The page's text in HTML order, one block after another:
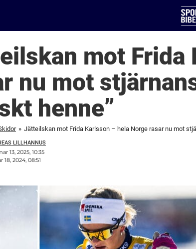
mot Frida
nu mot
henne”
» Jätteilskan mot Frida Karlsson – hela Norge rasar nu mot
LILLHANNUS
13, 2025, 10:35
18, 2024, 08:51